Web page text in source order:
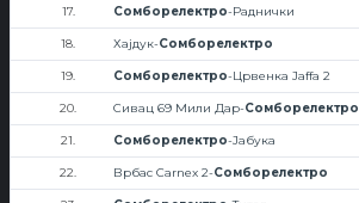
17. Сомборелектро-Раднички
18. Хајдук-Сомборелектро
19. Сомборелектро-Црвенка Jaffa 2
20. Сивац 69 Мили Дар-Сомборелектро
21. Сомборелектро-Јабука
22. Врбас Carnex 2-Сомборелектро